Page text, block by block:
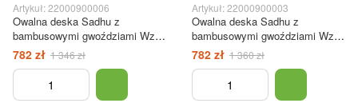
Artykuł: 22000900006
Owalna deska Sadhu z
bambusowymi gwoździami Wzór
nr 9 Odległość między
gwoździami 15 mm 330x150 mm
782 zł 1 346 zł
Artykuł: 22000900003
Owalna deska Sadhu z
bambusowymi gwoździami Wzór
nr 9, rozstaw gwoździ 15 mm
330x150 mm czarna
782 zł 1 360 zł